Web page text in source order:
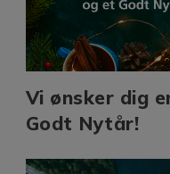
Vi ønsker dig
Godt Nytår!